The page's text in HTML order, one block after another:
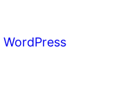
WordPress